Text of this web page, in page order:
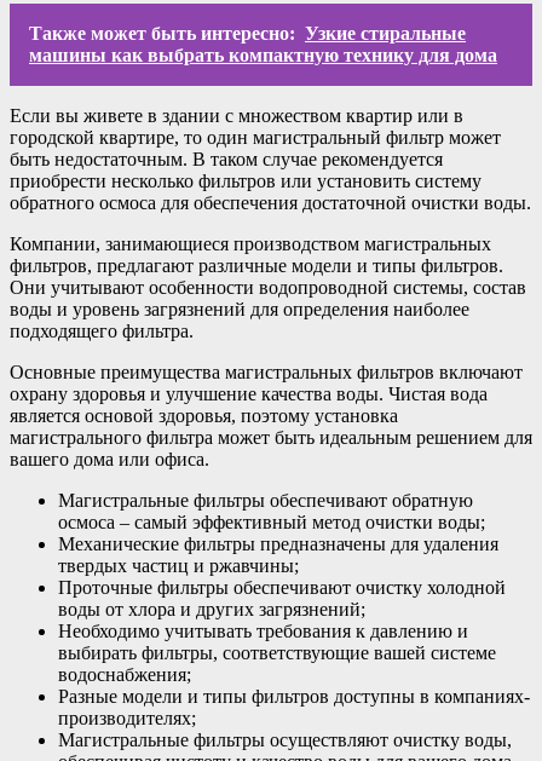
Также может быть интересно: Узкие стиральные
машины как выбрать компактную технику для дома
Если вы живете в здании с множеством квартир или в
городской квартире, то один магистральный фильтр может
быть недостаточным. В таком случае рекомендуется
приобрести несколько фильтров или установить систему
обратного осмоса для обеспечения достаточной очистки воды.
Компании, занимающиеся производством магистральных
фильтров, предлагают различные модели и типы фильтров.
Они учитывают особенности водопроводной системы, состав
воды и уровень загрязнений для определения наиболее
подходящего фильтра.
Основные преимущества магистральных фильтров включают
охрану здоровья и улучшение качества воды. Чистая вода
является основой здоровья, поэтому установка
магистрального фильтра может быть идеальным решением для
вашего дома или офиса.
Магистральные фильтры обеспечивают обратную
осмоса – самый эффективный метод очистки воды;
Механические фильтры предназначены для удаления
твердых частиц и ржавчины;
Проточные фильтры обеспечивают очистку холодной
воды от хлора и других загрязнений;
Необходимо учитывать требования к давлению и
выбирать фильтры, соответствующие вашей системе
водоснабжения;
Разные модели и типы фильтров доступны в компаниях-
производителях;
Магистральные фильтры осуществляют очистку воды,